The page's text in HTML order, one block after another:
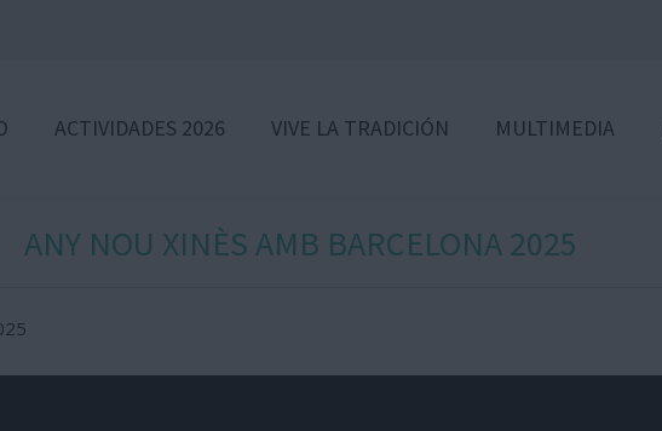
ACTIVIDADES 2026 VIVE LA TRADICIÓN MULTIMEDIA
ANY NOU XINÈS AMB BARCELONA 2025